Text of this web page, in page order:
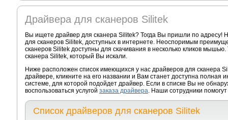
Драйвера для сканеров Silitek
Вы ищете драйвер для сканера Silitek? Тогда Вы пришли по
для сканеров Silitek, доступных в интернете. Неоспоримым
сканеров Silitek доступны для скачивания в несколько кликов
сканера Silitek, который Вы искали.
Ниже расположен список имеющихся у нас драйверов для сканера
драйвере, кликните на его названии и Вам станет доступна
системе, для которой подойдет драйвер. Если в списке Вы не
воспользоваться услугой заказа драйвера. Наши сотрудники
Список драйверов для сканеров Silitek